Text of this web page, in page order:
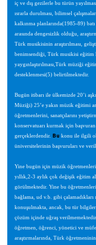
iç ve dış gezilerle bu türün
ısrarla durulması, bilimsel
kalkınma planlarında(1985-89)
arasında dengesizlik olduğu,
Türk musikisinin araştırılması,
benimsendiği, Türk musikisi eğitim
yaygınlaştırılması,Türk müziği
desteklenmesi(5) belirtilmektedir.
Bugün itibarı ile ülkemizde 20’i
Müziği) 25’e yakın müzik eğitimi
öğretmenlerini, sanatçılarını
konservatuarı kurmak için
gerçeklerdendir. Bu konu ile ilgili
üniversitelerinin başvuruları ve
Yine bugün için müzik
yıllık,2-3 aylık çok değişik eğitim
görülmektedir. Yine bu
bağlama, ud v.b. gibi
konuşulmakta, ancak, bu tür
çözüm içinde uğraş
öğretmen, öğrenci, yönetici ve
araştırmalarında, Türk